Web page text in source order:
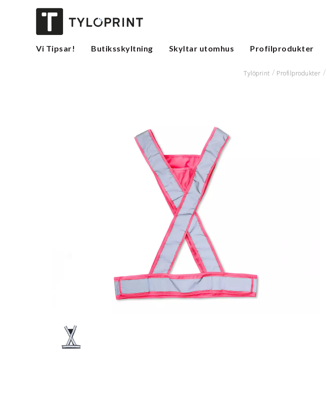
Vi Tipsar! Butiksskyltning Skyltar utomhus Profilprodukter
Tylöprint Profilprodukter